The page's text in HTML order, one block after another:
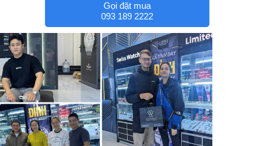
Gọi đặt mua
093 189 2222